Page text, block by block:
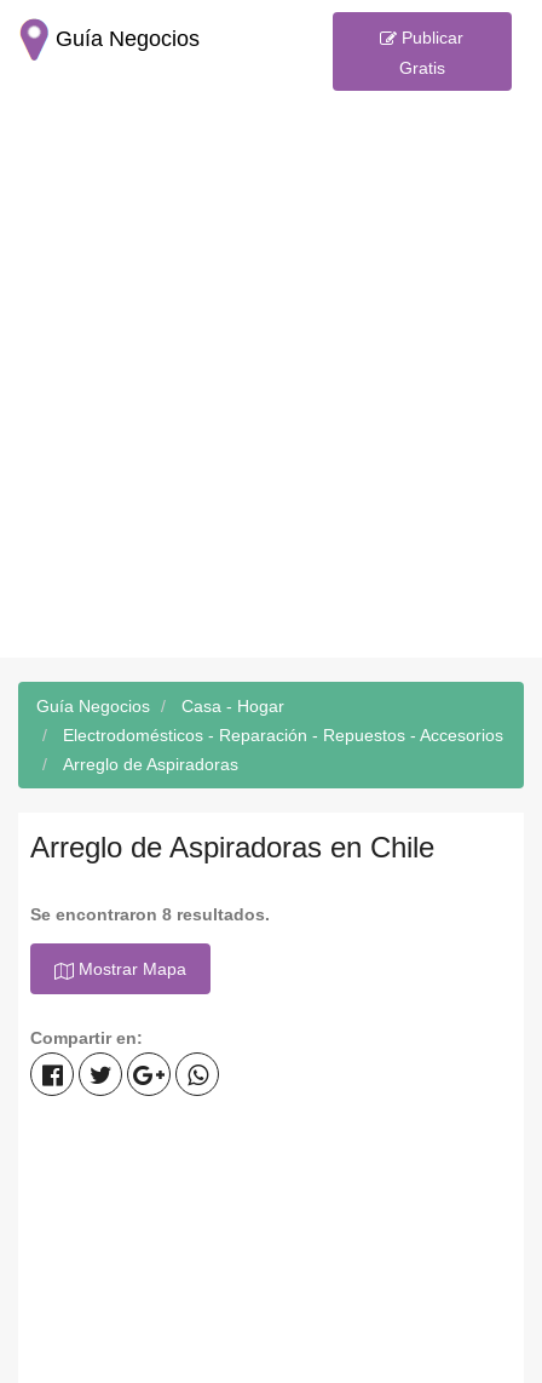
Guía Negocios
Publicar
Gratis
Guía Negocios
Casa - Hogar
Electrodomésticos - Reparación - Repuestos - Accesorios
Arreglo de Aspiradoras
Arreglo de Aspiradoras en Chile
Se encontraron 8 resultados.
Mostrar Mapa
Compartir en: